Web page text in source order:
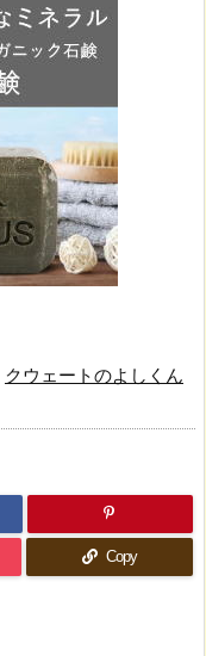
クウェートのよしくん
Copy